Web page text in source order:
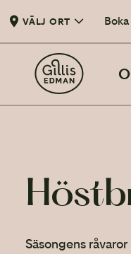
VÄLJ ORT
Vårt första
När ni är redo att
12 punkter att
Säsongens